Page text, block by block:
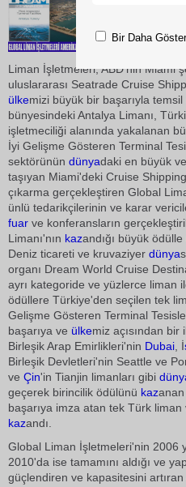
Liman İşletmeleri, ABD'nin Miami
uluslararası Seatrade Cruise
ülkemizi büyük bir başarıyla
bünyesindeki Antalya Limanı,
işletmeciliği alanında yakalanan
İyi Gelişme Gösteren Terminal
sektörünün dünyadaki en büyük
taşıyan Miami'deki Cruise Shipping
çıkarma gerçekleştiren Global
ünlü tedarikçilerinin ve karar
fuar ve konferansların
Limanı'nın kazandığı büyük ödülle
Deniz ticareti ve kruvaziyer dünya
organı Dream World Cruise
ayrı kategoride ve yüzlerce liman
ödüllere Türkiye'den seçilen tek
Gelişme Gösteren Terminal
başarıya ve ülkemiz açısından bir
Birleşik Arap Emirlikleri'nin Dubai , İ
Birleşik Devletleri'nin Seattle ve
ve Çin'in Tianjin limanları gibi
geçerek birincilik ödülünü kazanan
başarıya imza atan tek Türk
kazandı.
Global Liman İşletmeleri'nin 2006
2010'da ise tamamını aldığı ve
güçlendiren ve kapasitesini
Bir Daha